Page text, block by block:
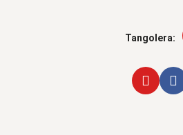
Tangolera: